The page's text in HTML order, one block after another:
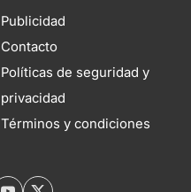
Publicidad
Contacto
Políticas de seguridad y
privacidad
Términos y condiciones